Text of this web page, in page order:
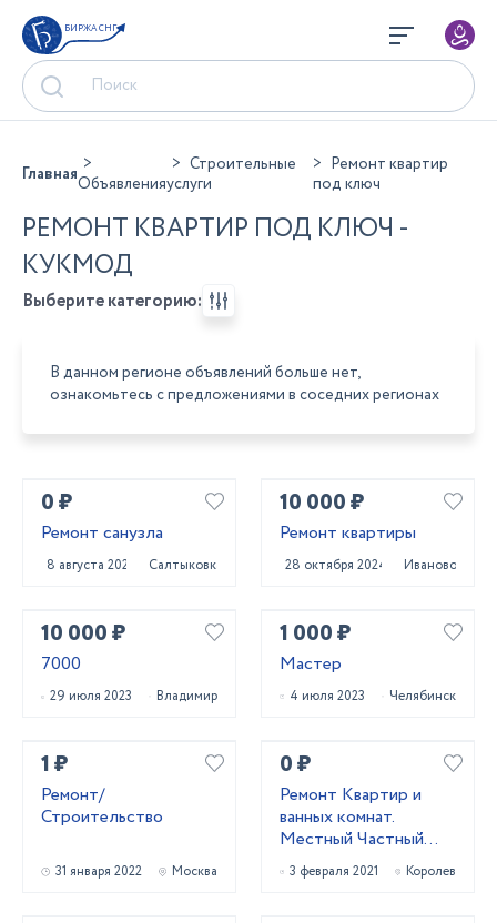
БИРЖА СНГ
ГлавнаяОбъявления
Строительные
услуги
Ремонт квартир
под ключ
РЕМОНТ КВАРТИР ПОД КЛЮЧ -
КУКМОД
Выберите категорию:
В данном регионе объявлений больше нет,
ознакомьтесь с предложениями в соседних регионах
0 ₽
Ремонт санузла
8 августа 2021 Салтыковка
10 000 ₽
Ремонт квартиры
28 октября 2024 Иваново
10 000 ₽
7000
29 июля 2023 Владимир
1 000 ₽
Мастер
4 июля 2023 Челябинск
1 ₽
Ремонт/
Строительство
31 января 2022 Москва
0 ₽
Ремонт Квартир и
ванных комнат.
Местный Частный
Мастер. Щёлково,
Королёв, Мытищи
3 февраля 2021 Королев